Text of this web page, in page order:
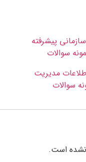
پیشرفته
مدیریت
سوالات
است.